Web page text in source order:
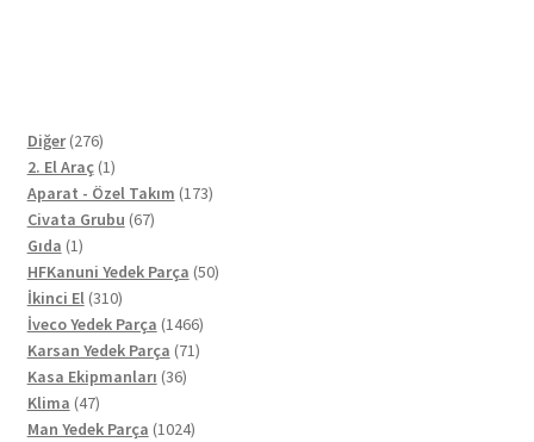
Diğer 276276
ürün
2. El Araç 11
ürün
Aparat - Özel Takım 173173
Civata Grubu 6767
Gıda 11
ürün
HFKanuni Yedek Parça 5050
İkinci El 310310
ürün
İveco Yedek Parça 14661466
ürün
Karsan Yedek Parça 7171
Kasa Ekipmanları 3636
Klima 4747
ürün
Man Yedek Parça 10241024